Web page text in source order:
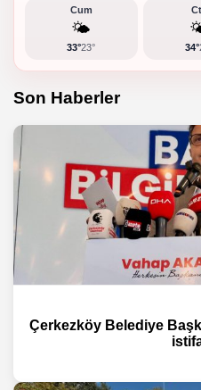
Cum
🌤️
33°23° 34°
Son Haberler
Çerkezköy Belediye